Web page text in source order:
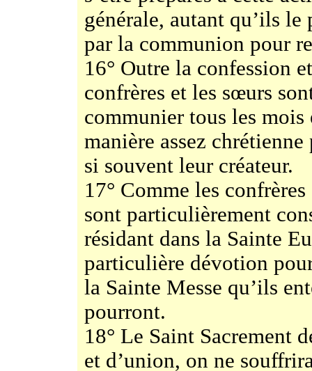
générale, autant qu’ils
par la communion pour
16° Outre la confession
confrères et les sœurs
communier tous les mois
manière assez
si souvent leur créateur.
17° Comme les
sont particulièrement
résidant dans la Sainte
particulière dévotion
la Sainte Messe qu’ils
pourront.
18° Le Saint Sacrement
et d’union, on ne